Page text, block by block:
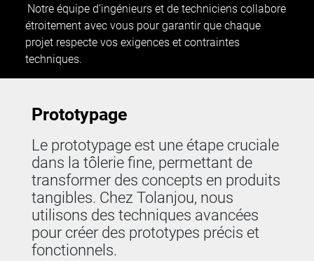
Notre équipe d’ingénieurs et de techniciens collabore
étroitement avec vous pour garantir que chaque
projet respecte vos exigences et contraintes
techniques.
Prototypage
Le prototypage est une étape cruciale
dans la tôlerie fine, permettant de
transformer des concepts en produits
tangibles. Chez Tolanjou, nous
utilisons des techniques avancées
pour créer des prototypes précis et
fonctionnels.